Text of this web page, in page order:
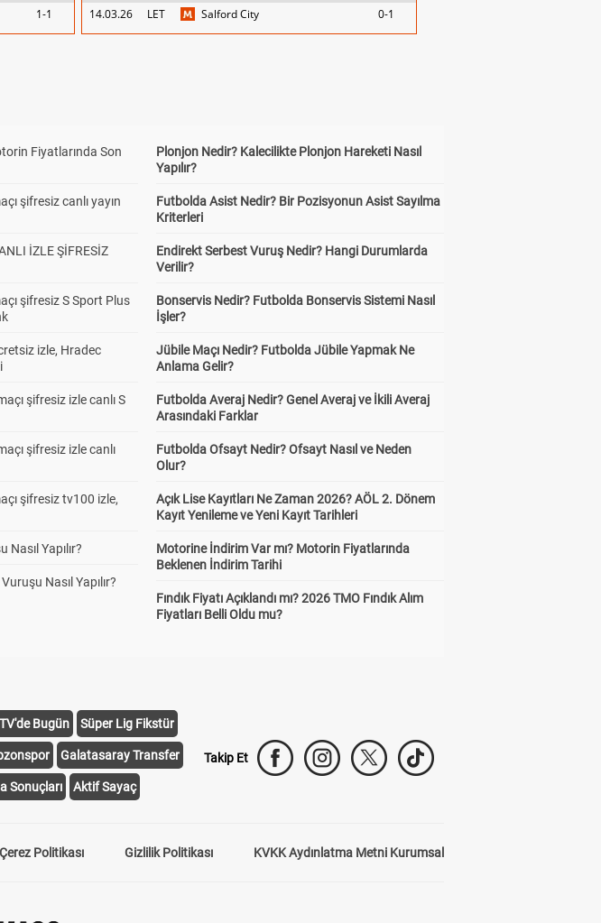
1-1
14.03.26
LET Salford City 0-1
Fiyatlarında Son
şifresiz canlı yayın
İZLE ŞİFRESİZ
şifresiz S Sport Plus
izle, Hradec
şifresiz izle canlı S
şifresiz izle canlı
şifresiz tv100 izle,
Yapılır?
Nasıl Yapılır?
Plonjon Nedir? Kalecilikte Plonjon Hareketi Nasıl
Yapılır?
Futbolda Asist Nedir? Bir Pozisyonun Asist Sayılma
Kriterleri
Endirekt Serbest Vuruş Nedir? Hangi Durumlarda
Verilir?
Bonservis Nedir? Futbolda Bonservis Sistemi Nasıl
İşler?
Jübile Maçı Nedir? Futbolda Jübile Yapmak Ne
Anlama Gelir?
Futbolda Averaj Nedir? Genel Averaj ve İkili Averaj
Arasındaki Farklar
Futbolda Ofsayt Nedir? Ofsayt Nasıl ve Neden
Olur?
Açık Lise Kayıtları Ne Zaman 2026? AÖL 2. Dönem
Kayıt Yenileme ve Yeni Kayıt Tarihleri
Motorine İndirim Var mı? Motorin Fiyatlarında
Beklenen İndirim Tarihi
Fındık Fiyatı Açıklandı mı? 2026 TMO Fındık Alım
Fiyatları Belli Oldu mu?
TV'de Bugün Süper Lig Fikstür
Galatasaray Transfer
Sonuçları Aktif Sayaç
Takip Et
Çerez Politikası Gizlilik Politikası KVKK Aydınlatma Metni Kurumsal